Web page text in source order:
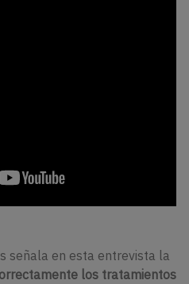
señala en esta entrevista la
los tratamientos